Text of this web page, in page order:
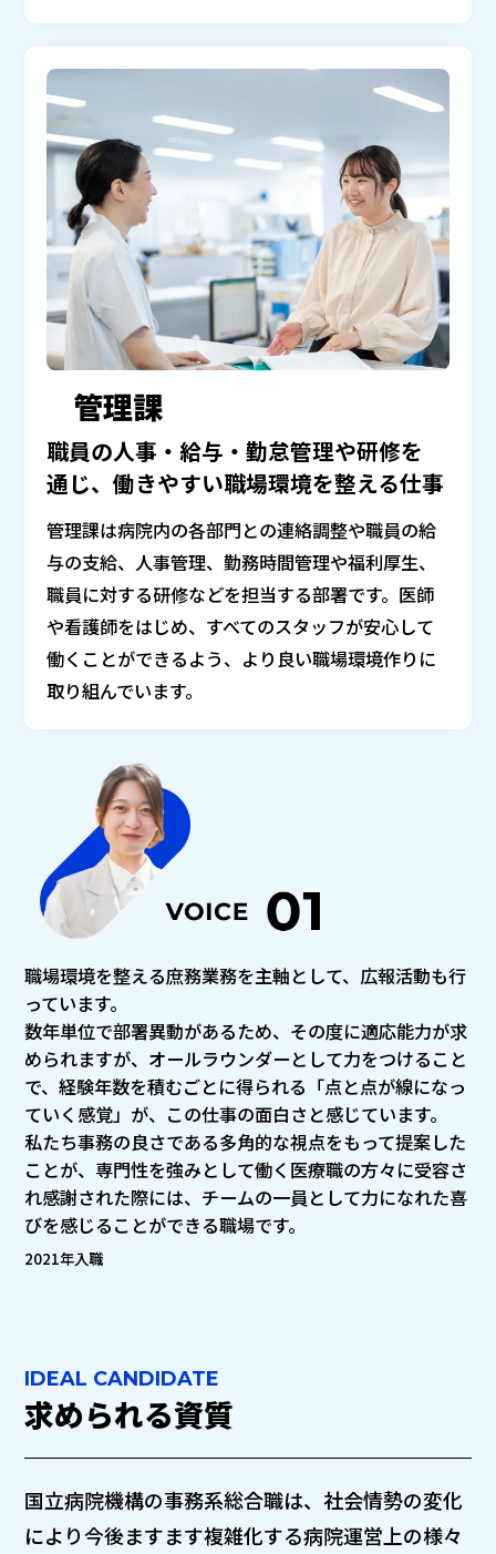
管理課
職員の人事・給与・勤怠管理や研修を
通じ、働きやすい職場環境を整える仕事
管理課は病院内の各部門との連絡調整や職員の給
与の支給、人事管理、勤務時間管理や福利厚生、
職員に対する研修などを担当する部署です。医師
や看護師をはじめ、すべてのスタッフが安心して
働くことができるよう、より良い職場環境作りに
取り組んでいます。
職場環境を整える庶務業務を主軸として、広報活動も行
っています。
数年単位で部署異動があるため、その度に適応能力が求
められますが、オールラウンダーとして力をつけること
で、経験年数を積むごとに得られる「点と点が線になっ
ていく感覚」が、この仕事の面白さと感じています。
私たち事務の良さである多角的な視点をもって提案した
ことが、専門性を強みとして働く医療職の方々に受容さ
れ感謝された際には、チームの一員として力になれた喜
びを感じることができる職場です。
2021年入職
IDEAL CANDIDATE
求められる資質
国立病院機構の事務系総合職は、社会情勢の変化
により今後ますます複雑化する病院運営上の様々